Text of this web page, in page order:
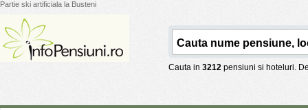
Partie ski artificiala la Busteni
Cauta in 3212 pensiuni si hoteluri.